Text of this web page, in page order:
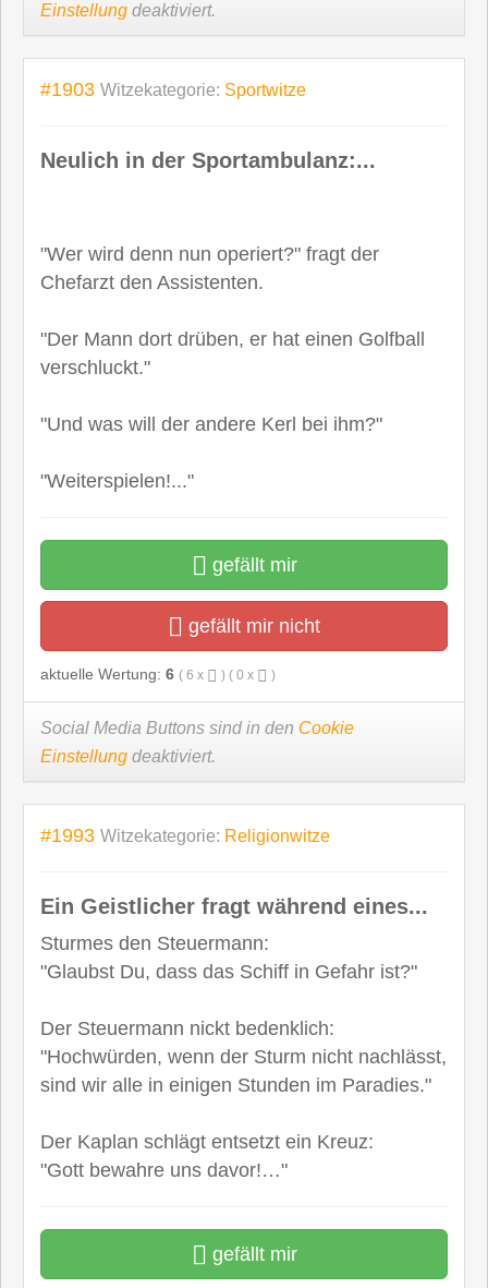
Einstellung deaktiviert.
#1903 Witzekategorie: Sportwitze
Neulich in der Sportambulanz:...
"Wer wird denn nun operiert?" fragt der
Chefarzt den Assistenten.
"Der Mann dort drüben, er hat einen Golfball
verschluckt."
"Und was will der andere Kerl bei ihm?"
"Weiterspielen!..."
gefällt mir
gefällt mir nicht
aktuelle Wertung: 6 ( 6 x ) ( 0 x )
Social Media Buttons sind in den Cookie
Einstellung deaktiviert.
#1993 Witzekategorie: Religionwitze
Ein Geistlicher fragt während eines...
Sturmes den Steuermann:
"Glaubst Du, dass das Schiff in Gefahr ist?"
Der Steuermann nickt bedenklich:
"Hochwürden, wenn der Sturm nicht nachlässt,
sind wir alle in einigen Stunden im Paradies."
Der Kaplan schlägt entsetzt ein Kreuz:
"Gott bewahre uns davor!…"
gefällt mir